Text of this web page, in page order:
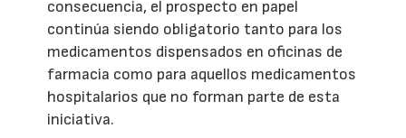
consecuencia, el prospecto en papel
continúa siendo obligatorio tanto para los
medicamentos dispensados en oficinas de
farmacia como para aquellos medicamentos
hospitalarios que no forman parte de esta
iniciativa.